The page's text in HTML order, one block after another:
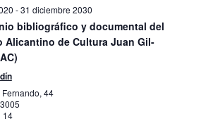
-31 diciembre 2030
bibliográfico y documental del
Alicantino de Cultura Juan Gil-
44
14